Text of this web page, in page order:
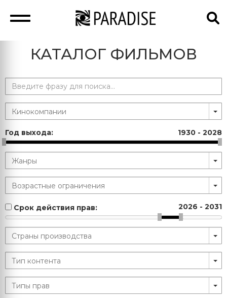
КАТАЛОГ ФИЛЬМОВ
Год выхода: 1930 - 2028
Срок действия прав: 2026 - 2031